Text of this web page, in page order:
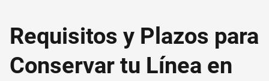
Requisitos y Plazos para
Conservar tu Línea en